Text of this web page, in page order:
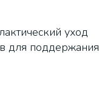
уход
для поддержания